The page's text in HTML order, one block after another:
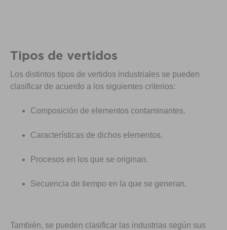
Tipos de vertidos
Los distintos tipos de vertidos industriales se pueden
clasificar de acuerdo a los siguientes criterios:
Composición de elementos contaminantes.
Características de dichos elementos.
Procesos en los que se originan.
Secuencia de tiempo en la que se generan.
También, se pueden clasificar las industrias según sus